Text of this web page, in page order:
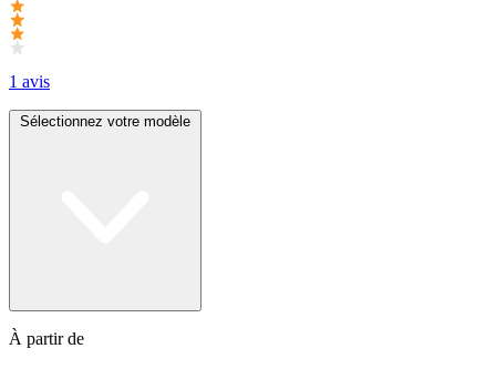
1 avis
Sélectionnez votre modèle
À partir de